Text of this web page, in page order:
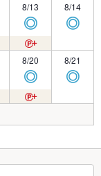
8/13
◎
8/14
◎
8/20
◎
8/21
◎
◎ ◎
9/3 9/4